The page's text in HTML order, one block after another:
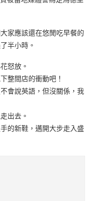
家應該還在悠閒吃早餐的
半小時。
怒放。
整間店的衝動吧！
會說英語，但沒關係，我
出去。
的新鞋，邁開大步走入盛